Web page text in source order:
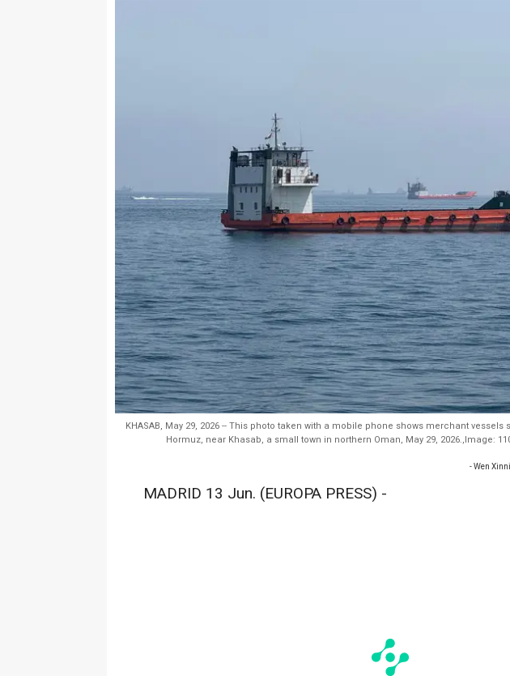
KHASAB, May 29, 2026 -- This photo taken with a mobile phone shows merchant
Hormuz, near Khasab, a small town in northern Oman, May 29, 2026.,Image:
- Wen
MADRID 13 Jun. (EUROPA PRESS) -